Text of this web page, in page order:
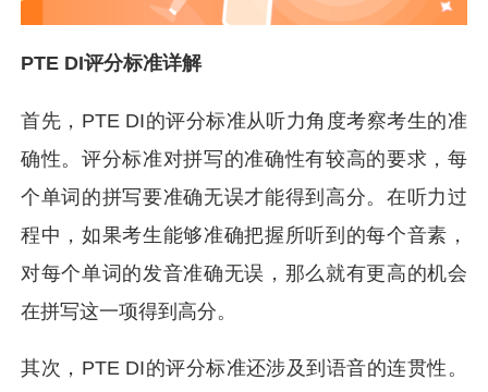
PTE DI评分标准详解
首先，PTE DI的评分标准从听力角度考察考生的准
确性。评分标准对拼写的准确性有较高的要求，每
个单词的拼写要准确无误才能得到高分。在听力过
程中，如果考生能够准确把握所听到的每个音素，
对每个单词的发音准确无误，那么就有更高的机会
在拼写这一项得到高分。
其次，PTE DI的评分标准还涉及到语音的连贯性。